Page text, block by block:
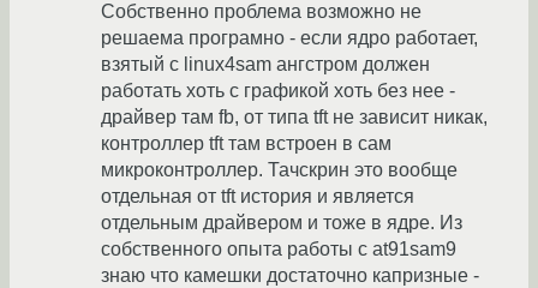
Собственно проблема возможно не
решаема програмно - если ядро работает,
взятый с linux4sam ангстром должен
работать хоть с графикой хоть без нее -
драйвер там fb, от типа tft не зависит никак,
контроллер tft там встроен в сам
микроконтроллер. Тачскрин это вообще
отдельная от tft история и является
отдельным драйвером и тоже в ядре. Из
собственного опыта работы с at91sam9
знаю что камешки достаточно капризные -